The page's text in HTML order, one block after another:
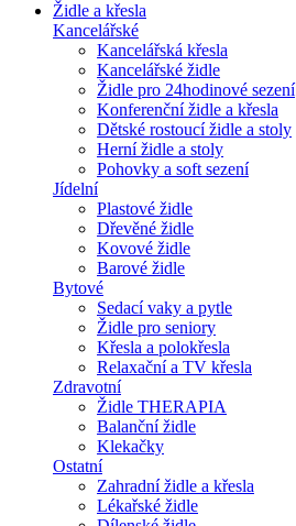
Židle a křesla
Kancelářské
Kancelářská křesla
Kancelářské židle
Židle pro 24hodinové sezení
Konferenční židle a křesla
Dětské rostoucí židle a stoly
Herní židle a stoly
Pohovky a soft sezení
Jídelní
Plastové židle
Dřevěné židle
Kovové židle
Barové židle
Bytové
Sedací vaky a pytle
Židle pro seniory
Křesla a polokřesla
Relaxační a TV křesla
Zdravotní
Židle THERAPIA
Balanční židle
Klekačky
Ostatní
Zahradní židle a křesla
Lékařské židle